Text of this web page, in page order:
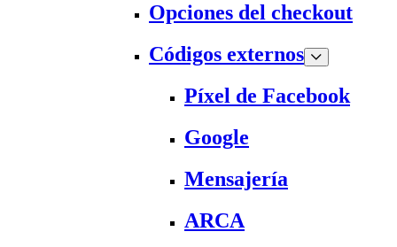
Opciones del checkout
Códigos externos
Píxel de Facebook
Google
Mensajería
ARCA